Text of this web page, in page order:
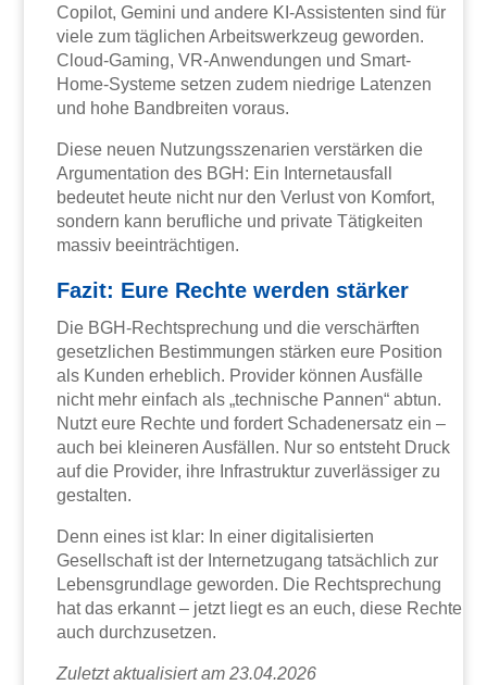
Copilot, Gemini und andere KI-Assistenten sind für
viele zum täglichen Arbeitswerkzeug geworden.
Cloud-Gaming, VR-Anwendungen und Smart-
Home-Systeme setzen zudem niedrige Latenzen
und hohe Bandbreiten voraus.
Diese neuen Nutzungsszenarien verstärken die
Argumentation des BGH: Ein Internetausfall
bedeutet heute nicht nur den Verlust von Komfort,
sondern kann berufliche und private Tätigkeiten
massiv beeinträchtigen.
Fazit: Eure Rechte werden stärker
Die BGH-Rechtsprechung und die verschärften
gesetzlichen Bestimmungen stärken eure Position
als Kunden erheblich. Provider können Ausfälle
nicht mehr einfach als „technische Pannen“ abtun.
Nutzt eure Rechte und fordert Schadenersatz ein –
auch bei kleineren Ausfällen. Nur so entsteht Druck
auf die Provider, ihre Infrastruktur zuverlässiger zu
gestalten.
Denn eines ist klar: In einer digitalisierten
Gesellschaft ist der Internetzugang tatsächlich zur
Lebensgrundlage geworden. Die Rechtsprechung
hat das erkannt – jetzt liegt es an euch, diese Rechte
auch durchzusetzen.
Zuletzt aktualisiert am 23.04.2026